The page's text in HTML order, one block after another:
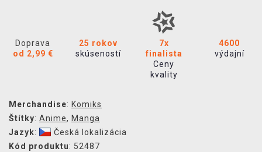
Doprava
od 2,99 €
25 rokov
skúseností
7x
finalista
Ceny
kvality
4600
výdajní
Merchandise: Komiks
Štítky: Anime, Manga
Jazyk:
Česká lokalizácia
Kód produktu: 52487